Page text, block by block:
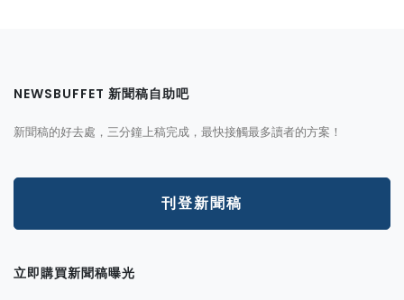
NEWSBUFFET 新聞稿自助吧
新聞稿的好去處，三分鐘上稿完成，最快接觸最多讀者的方案！
刊登新聞稿
立即購買新聞稿曝光